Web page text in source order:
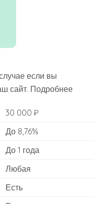
если вы
сайт. Подробнее
30 000 ₽
До 8,76%
До 1 года
Любая
Есть